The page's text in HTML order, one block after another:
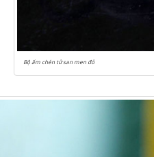
Bộ ấm chén tử san men đỏ